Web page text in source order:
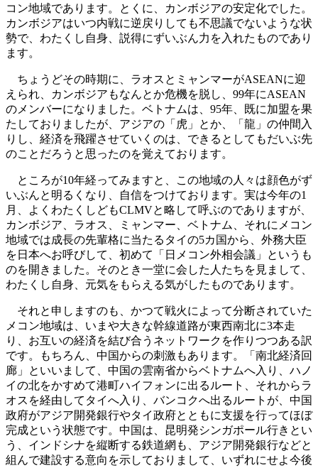
コン地域であります。とくに、カンボジアの安定化でした。
カンボジアはいつ内戦に逆戻りしても不思議でないような状
勢で、わたくし自身、説得にずいぶん力を入れたものであり
ます。
ちょうどその時期に、ラオスとミャンマーがASEANに迎
えられ、カンボジアもなんとか危機を脱し、99年にASEAN
のメンバーになりました。ベトナムは、95年、既に加盟を果
たしておりましたが、アジアの「虎」とか、「龍」の仲間入
りし、経済を飛躍させていくのは、できるとしてもだいぶ先
のことだろうと思ったのを覚えております。
ところが10年経ってみますと、この地域の人々は顔色がず
いぶんと明るくなり、自信をつけております。実は今年の1
月、よくわたくしどもCLMVと略して呼ぶのでありますが、
カンボジア、ラオス、ミャンマー、ベトナム、それにメコン
地域では成長の先輩格に当たるタイの5カ国から、外務大臣
を日本へお呼びして、初めて「日メコン外相会議」というも
のを開きました。そのとき一堂に会した人たちを見まして、
わたくし自身、元気をもらえる気がしたものであります。
それと申しますのも、かつて戦火によって分断されていた
メコン地域は、いまや大きな幹線道路が東西南北に3本走
り、お互いの経済を結び合うネットワークを作りつつある訳
です。もちろん、中国からの刺激もあります。「南北経済回
廊」といいまして、中国の雲南省からベトナムへ入り、ハノ
イの北をかすめて港町ハイフォンに出るルート、それからラ
オスを経由してタイへ入り、バンコクへ出るルートが、中国
政府がアジア開発銀行やタイ政府とともに支援を行ってほぼ
完成という状態です。中国は、昆明発シンガポール行きとい
う、インドシナを縦断する鉄道網も、アジア開発銀行などと
組んで建設する意向を示しておりまして、いずれにせよ今後